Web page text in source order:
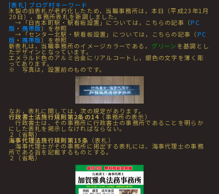
[表札] ブログ村キーワード
木製の旧表札が老朽化したため，当職事務所は，本日（平成23年1月
20日），事務所表札を新調しました。
→「日吉本町駅・駅看板設置」については，こちらの記事（PC
版 ・ 携帯版）を参照
→「センター北駅・駅看板設置」については，こちらの記事（PC
版 ・ 携帯版）を参照
新表札は，当職事務所のイメージカラーである， グリーン を基調とし
たデザインとなっています。
エメラルド色のアルミ合金にリアルコートし，銀色の文字を薄く彫
ってあります。
※ 写真は，設置前のものです。
なお，表札に関しては，次の規定があります。
行政書士法施行規則第2条の14（事務所の表示）
行政書士は、その事務所に行政書士の事務所であることを明らか
にした表札を掲示しなければならない。
２（省略）
海事代理法施行規則第15条 （表札）
海事代理士がその事務所に掲出する表札には、海事代理士の事務
所である旨を記載するものとする。
２（省略）